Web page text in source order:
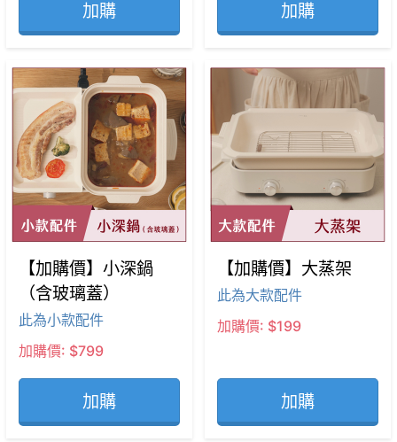
加購 加購
【加購價】小深鍋
（含玻璃蓋）
此為小款配件
加購價: $799
加購
【加購價】大蒸架
此為大款配件
加購價: $199
加購